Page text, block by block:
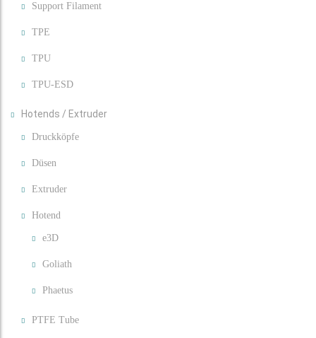
Support Filament
TPE
TPU
TPU-ESD
Hotends / Extruder
Druckköpfe
Düsen
Extruder
Hotend
e3D
Goliath
Phaetus
PTFE Tube